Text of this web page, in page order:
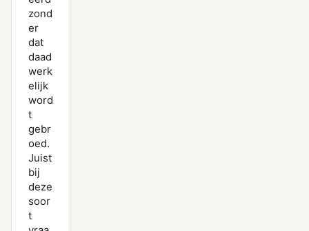
zond
er
dat
daad
werk
elijk
word
t
gebr
oed.
Juist
bij
deze
soor
t